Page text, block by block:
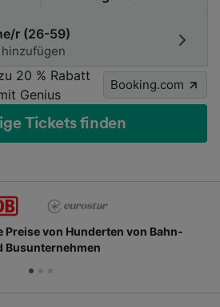
r (26-59)
20 % Rabatt
Genius
Booking.com
Tickets finden
Preise von Hunderten von Bahn-
Busunternehmen